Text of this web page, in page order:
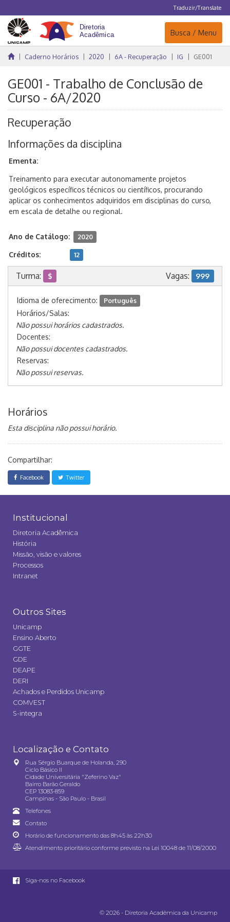
Traduzir/Translate
Navegação
Busca / Menu
Caderno Horários 2020 6A - Recuperação IG GE001
GE001 - Trabalho de Conclusão de
Curso - 6A/2020
Recuperação
Informações da disciplina
Ementa:
Treinamento para executar autonomamente projetos
geológicos específicos técnicos ou científicos, procurando
aplicar os conhecimentos adquiridos em disciplinas do curso,
em escala de detalhe ou regional.
Ano de Catálogo: 2020
Créditos: 12
Turma: $ Vagas: 999
Idioma de oferecimento: Português
Horários/Salas:
Não possui horários cadastrados.
Docentes:
Não possui docentes cadastrados.
Reservas:
Não possui reservas.
Horários
Esta disciplina não possui horário.
Compartilhar:
Facebook Twitter
Institucional
Diretoria Acadêmica
História
Missão, visão e valores
Processos
Intranet
Outros Sites
Unicamp
Ensino Aberto
GGTE
GDE
DEAPE
DERI
Achados e Perdidos Unicamp
COMVEST
S-integra
Localização e Contato
Rua Sérgio Buarque de Holanda, 290
Ciclo Básico II
Cidade Universitária "Zeferino Vaz"
Bairro Barão Geraldo
CEP 13083-859
Campinas - São Paulo - Brasil
Telefones
Contato
Horário de funcionamento das 8h45 às 22h30
Atendimento prioritário conforme previsto na Lei 10048 de 11/08/2000
Siga-nos no Facebook
© 2026 - Diretoria Acadêmica da Unicamp